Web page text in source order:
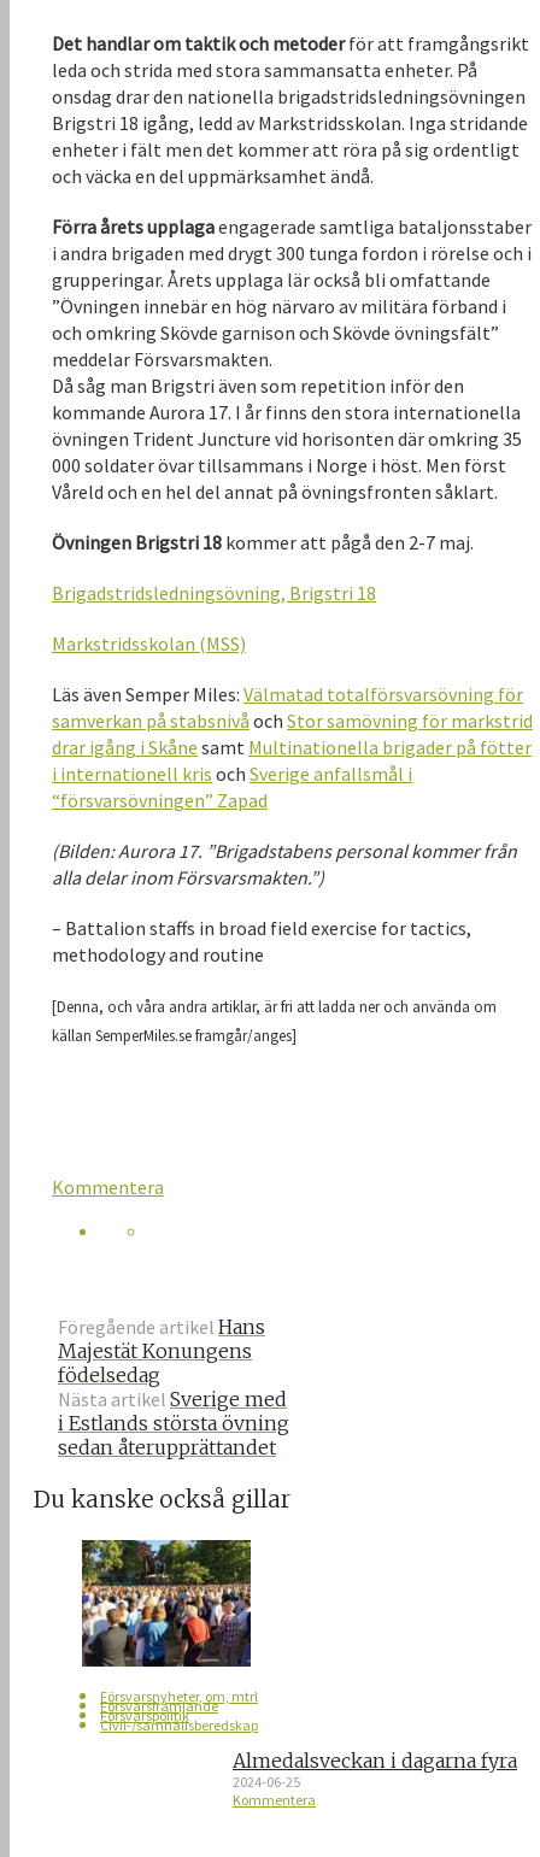
Det handlar om taktik och metoderför att framgångsrikt
leda och strida med stora sammansatta enheter. På
onsdag drar den nationella brigadstridsledningsövningen
Brigstri 18 igång, ledd av Markstridsskolan. Inga stridande
enheter i fält men det kommer att röra på sig ordentligt
och väcka en del uppmärksamhet ändå.
Förra årets upplagaengagerade samtliga bataljonsstaber
i andra brigaden med drygt 300 tunga fordon i rörelse och i
grupperingar. Årets upplaga lär också bli omfattande
”Övningen innebär en hög närvaro av militära förband i
och omkring Skövde garnison och Skövde övningsfält”
meddelar Försvarsmakten.
Då såg man Brigstri även som repetition inför den
kommande Aurora 17. I år finns den stora internationella
övningen Trident Juncture vid horisonten där omkring 35
000 soldater övar tillsammans i Norge i höst. Men först
Våreld och en hel del annat på övningsfronten såklart.
Övningen Brigstri 18 kommer att pågå den 2-7 maj.
Brigadstridsledningsövning, Brigstri 18
Markstridsskolan (MSS)
Läs även Semper Miles: Välmatad totalförsvarsövning för
samverkan på stabsnivå och Stor samövning för markstrid
drar igång i Skåne samt Multinationella brigader på fötter
i internationell kris och Sverige anfallsmål i
“försvarsövningen” Zapad
(Bilden: Aurora 17. ”Brigadstabens personal kommer från
alla delar inom Försvarsmakten.”)
– Battalion staffs in broad field exercise for tactics,
methodology and routine
[Denna, och våra andra artiklar, är fri att ladda ner och använda om
källan SemperMiles.se framgår/anges]
Kommentera
Föregående artikel Hans
Majestät Konungens
födelsedag
Nästa artikel Sverige med
i Estlands största övning
sedan återupprättandet
Du kanske också gillar
Försvarsnyheter, om, mtrl
Försvarsfrämjande
Försvarspolitik
Civil-/samhällsberedskap
Almedalsveckan i dagarna fyra
2024-06-25
Kommentera